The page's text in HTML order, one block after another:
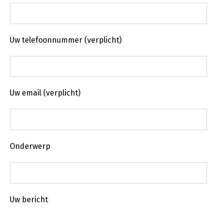
Uw telefoonnummer (verplicht)
Uw email (verplicht)
Onderwerp
Uw bericht